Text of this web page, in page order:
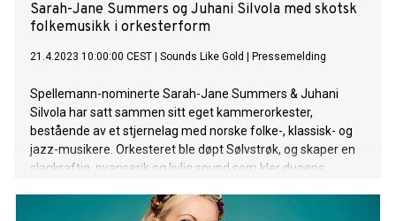
Sarah-Jane Summers og Juhani Silvola med skotsk
folkemusikk i orkesterform
21.4.2023 10:00:00 CEST Sounds Like Gold Pressemelding
Spellemann-nominerte Sarah-Jane Summers & Juhani
Silvola har satt sammen sitt eget kammerorkester,
bestående av et stjernelag med norske folke-, klassisk- og
jazz-musikere. Orkesteret ble døpt Sølvstrøk, og skaper en
slagkraftig, nyanserik og livlig sound som kler duoens